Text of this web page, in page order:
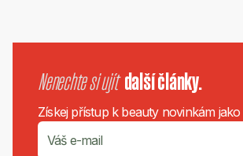
Nenechte si ujít další články.
Získej přístup k beauty novinkám